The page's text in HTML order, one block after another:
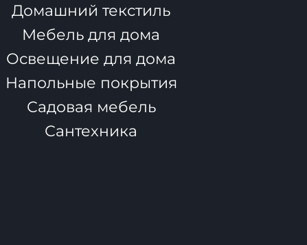
Домашний текстиль
Мебель для дома
Освещение для дома
Напольные покрытия
Садовая мебель
Сантехника